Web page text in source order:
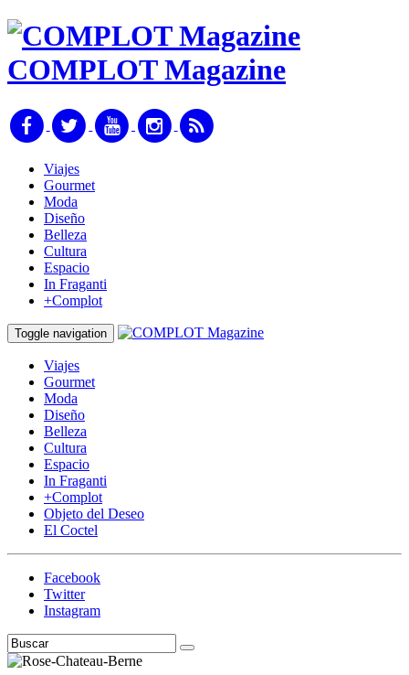
COMPLOT Magazine
Viajes
Gourmet
Moda
Diseño
Belleza
Cultura
Espacio
In Fraganti
+Complot
Toggle navigation
Viajes
Gourmet
Moda
Diseño
Belleza
Cultura
Espacio
In Fraganti
+Complot
Objeto del Deseo
El Coctel
Facebook
Twitter
Instagram